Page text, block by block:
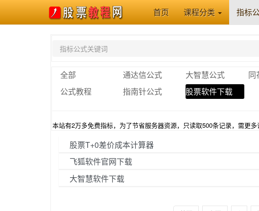
首页 课程分类 指标
全部 通达信公式 大智慧公式 同
公式教程
指南针公式 股票软件下载
本站有2万多免费指标，为了节省服务器资源，只读取500条记录，需更
股票T+0差价成本计算器
飞狐软件官网下载
大智慧软件下载